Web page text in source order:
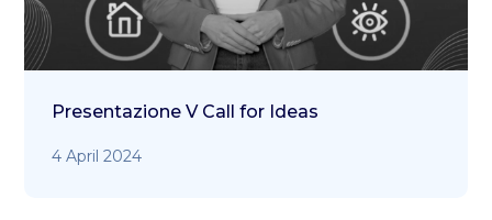
Presentazione V Call for Ideas
4 April 2024